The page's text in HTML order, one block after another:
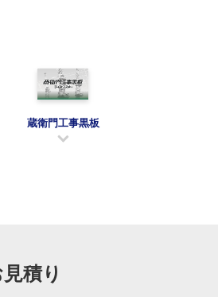
蔵衛門工事黒板
積り